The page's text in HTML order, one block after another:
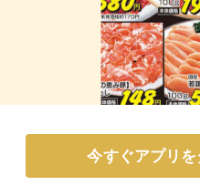
今すぐアプリ